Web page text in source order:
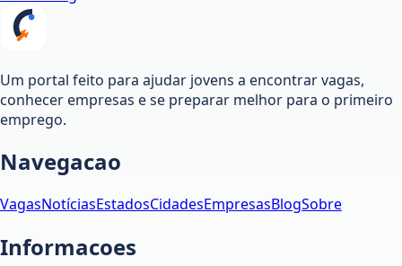
Um portal feito para ajudar jovens a encontrar vagas,
conhecer empresas e se preparar melhor para o primeiro
emprego.
Navegacao
VagasNotíciasEstadosCidadesEmpresasBlogSobre
Informacoes